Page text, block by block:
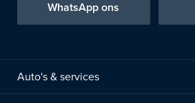
WhatsApp ons
Auto's & services